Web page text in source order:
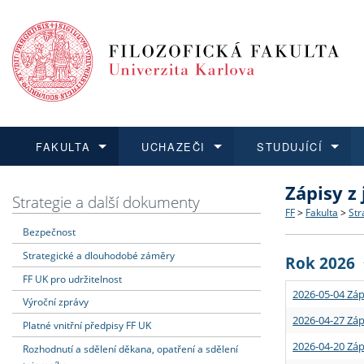
FAKULTA
Dozvědět se více
Struktura
Strategie
Podpora
UCHAZEČI
Podat přihlášku
Co
Učitelské
STUDUJÍCÍ
Dozvědět se více
Rigorózní
Dozvědět se více
O vědě a
Granty a
Dozvědět se více
Aktuální
Strategie a další dokumenty
Bezpečnost
Strategické a dlouhodobé záměry
FF UK pro udržitelnost
Výroční zprávy
Platné vnitřní předpisy FF UK
Rozhodnutí a sdělení děkana, opatření a sdělení
Zápisy
FF > Fakulta >
Rok 2026
2026-05-04
2026-04-27
2026-04-20